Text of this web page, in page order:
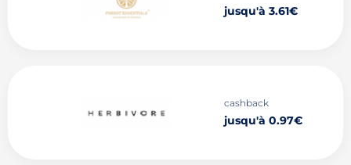
jusqu'à 3.61€
cashback
jusqu'à 0.97€